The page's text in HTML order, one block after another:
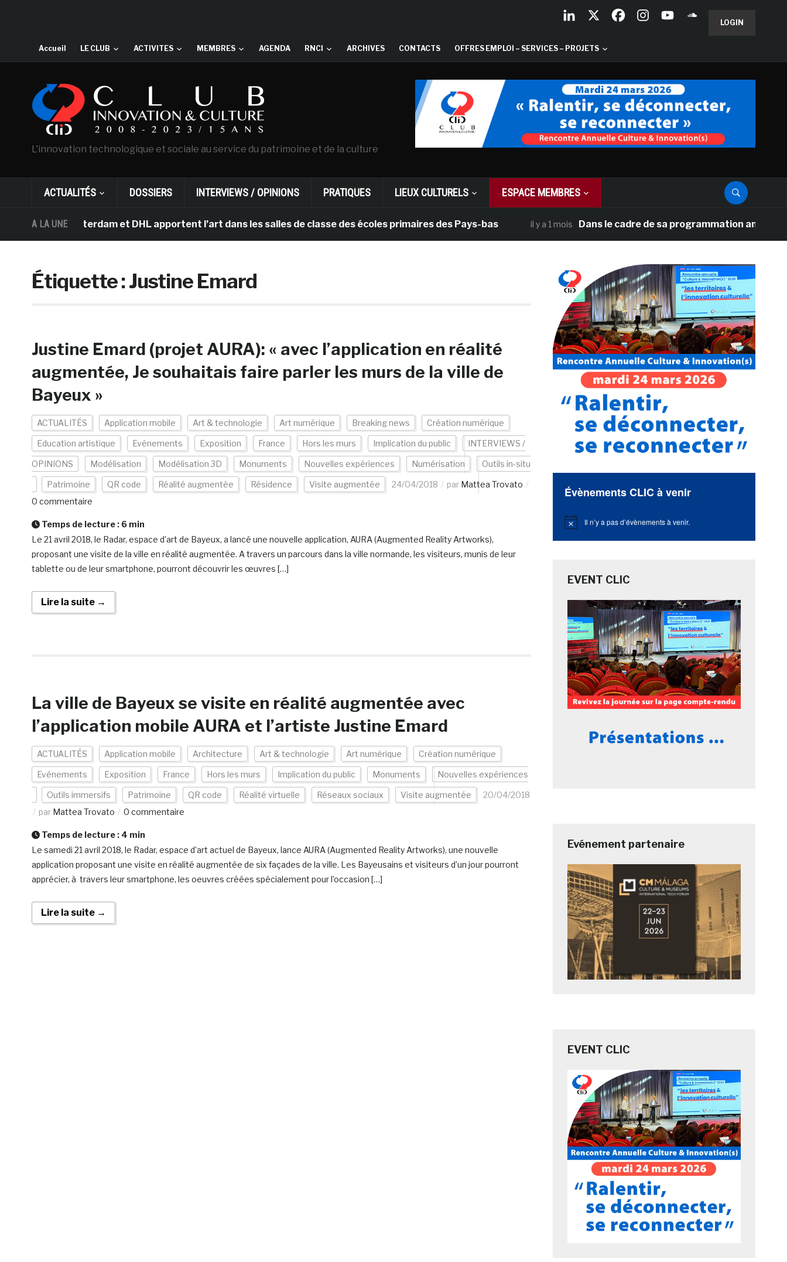
LOGIN
Accueil LE CLUB ACTIVITES MEMBRES AGENDA RNCI ARCHIVES CONTACTS OFFRES EMPLOI – SERVICES – PROJETS
L'innovation technologique et sociale au service du patrimoine et de la culture
ACTUALITÉS DOSSIERS INTERVIEWS / OPINIONS PRATIQUES LIEUX CULTURELS ESPACE MEMBRES
A LA UNE
d’Amsterdam et DHL apportent l’art dans les salles de classe des écoles primaires des Pays-bas il y a 1 mois Dans le cadre de sa programmation américaine,
Étiquette :Justine Emard
Justine Emard (projet AURA): « avec l’application en réalité
augmentée, Je souhaitais faire parler les murs de la ville de
Bayeux »
ACTUALITÉS Application mobile Art & technologie Art numérique Breaking news Création numérique
Education artistique Evénements Exposition France Hors les murs Implication du public INTERVIEWS /
OPINIONS Modélisation Modélisation 3D Monuments Nouvelles expériences Numérisation Outils in-situ
Patrimoine QR code Réalité augmentée Résidence Visite augmentée 24/04/2018 par Mattea Trovato
0 commentaire
Temps de lecture : 6 min
Le 21 avril 2018, le Radar, espace d’art de Bayeux, a lancé une nouvelle application, AURA (Augmented Reality Artworks),
proposant une visite de la ville en réalité augmentée. A travers un parcours dans la ville normande, les visiteurs, munis de leur
tablette ou de leur smartphone, pourront découvrir les œuvres […]
Lire la suite →
La ville de Bayeux se visite en réalité augmentée avec
l’application mobile AURA et l’artiste Justine Emard
ACTUALITÉS Application mobile Architecture Art & technologie Art numérique Création numérique
Evénements Exposition France Hors les murs Implication du public Monuments Nouvelles expériences
Outils immersifs Patrimoine QR code Réalité virtuelle Réseaux sociaux Visite augmentée
20/04/2018
par Mattea Trovato 0 commentaire
Temps de lecture : 4 min
Le samedi 21 avril 2018, le Radar, espace d’art actuel de Bayeux, lance AURA (Augmented Reality Artworks), une nouvelle
application proposant une visite en réalité augmentée de six façades de la ville. Les Bayeusains et visiteurs d’un jour pourront
apprécier, à travers leur smartphone, les oeuvres créées spécialement pour l’occasion […]
Lire la suite →
Évènements CLIC à venir
Notice Il n’y a pas d’évènements à venir.
EVENT CLIC
Evénement partenaire
EVENT CLIC